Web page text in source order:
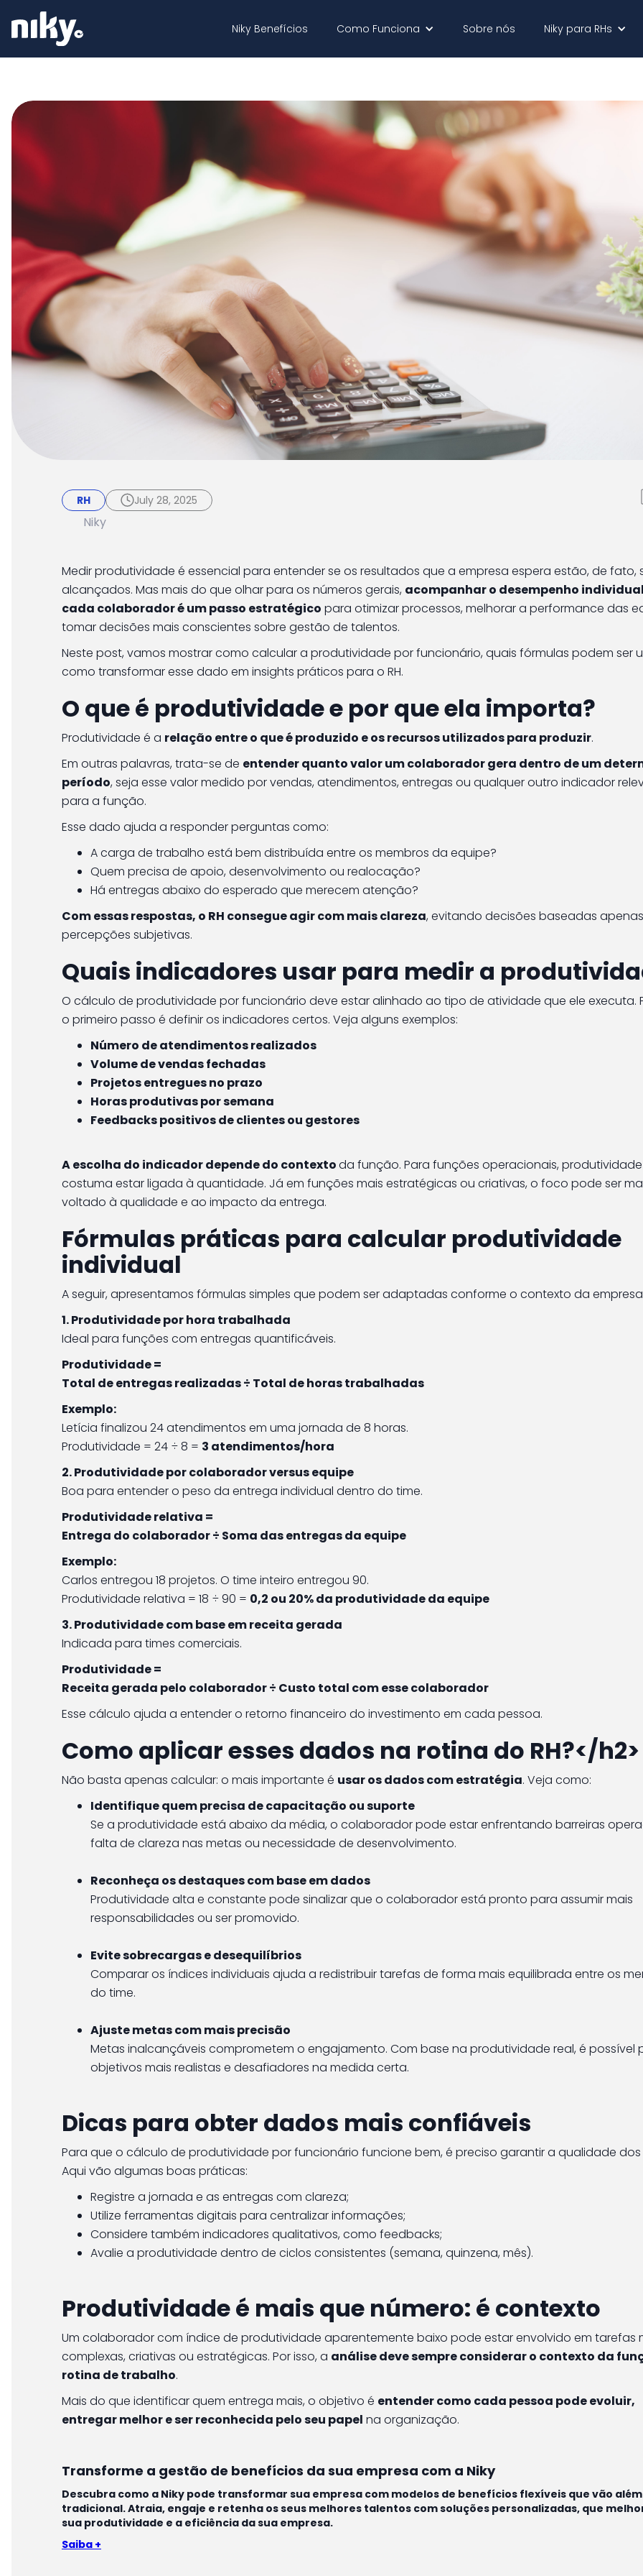
Niky Benefícios Como Funciona Sobre nós Niky para RHs
Como fazer o cálculo de produtividade por
funcionário?
RH July 28, 2025
Niky
Medir produtividade é essencial para entender se os resultados que a empresa espera estão, de fato,
alcançados. Mas mais do que olhar para os números gerais, acompanhar o desempenho
cada colaborador é um passo estratégico para otimizar processos, melhorar a performance das
tomar decisões mais conscientes sobre gestão de talentos.
Neste post, vamos mostrar como calcular a produtividade por funcionário, quais fórmulas podem ser
como transformar esse dado em insights práticos para o RH.
O que é produtividade e por que ela importa?
Produtividade é a relação entre o que é produzido e os recursos utilizados para produzir.
Em outras palavras, trata-se de entender quanto valor um colaborador gera dentro de um
período, seja esse valor medido por vendas, atendimentos, entregas ou qualquer outro indicador
para a função.
Esse dado ajuda a responder perguntas como:
A carga de trabalho está bem distribuída entre os membros da equipe?
Quem precisa de apoio, desenvolvimento ou realocação?
Há entregas abaixo do esperado que merecem atenção?
Com essas respostas, o RH consegue agir com mais clareza, evitando decisões baseadas
percepções subjetivas.
Quais indicadores usar para medir a
O cálculo de produtividade por funcionário deve estar alinhado ao tipo de atividade que ele executa.
o primeiro passo é definir os indicadores certos. Veja alguns exemplos:
Número de atendimentos realizados
Volume de vendas fechadas
Projetos entregues no prazo
Horas produtivas por semana
Feedbacks positivos de clientes ou gestores
A escolha do indicador depende do contextoda função. Para funções operacionais, produtividade
costuma estar ligada à quantidade. Já em funções mais estratégicas ou criativas, o foco pode ser
voltado à qualidade e ao impacto da entrega.
Fórmulas práticas para calcular produtividade
individual
A seguir, apresentamos fórmulas simples que podem ser adaptadas conforme o contexto da
1. Produtividade por hora trabalhada
Ideal para funções com entregas quantificáveis.
Produtividade =
Total de entregas realizadas ÷ Total de horas trabalhadas
Exemplo:
Letícia finalizou 24 atendimentos em uma jornada de 8 horas.
Produtividade = 24 ÷ 8 = 3 atendimentos/hora
2. Produtividade por colaborador versus equipe
Boa para entender o peso da entrega individual dentro do time.
Produtividade relativa =
Entrega do colaborador ÷ Soma das entregas da equipe
Exemplo:
Carlos entregou 18 projetos. O time inteiro entregou 90.
Produtividade relativa = 18 ÷ 90 = 0,2 ou 20% da produtividade da equipe
3. Produtividade com base em receita gerada
Indicada para times comerciais.
Produtividade =
Receita gerada pelo colaborador ÷ Custo total com esse colaborador
Esse cálculo ajuda a entender o retorno financeiro do investimento em cada pessoa.
Como aplicar esses dados na rotina do RH?</h2>
Não basta apenas calcular: o mais importante é usar os dados com estratégia. Veja como:
Identifique quem precisa de capacitação ou suporte
Se a produtividade está abaixo da média, o colaborador pode estar enfrentando barreiras
falta de clareza nas metas ou necessidade de desenvolvimento.
Reconheça os destaques com base em dados
Produtividade alta e constante pode sinalizar que o colaborador está pronto para assumir mais
responsabilidades ou ser promovido.
Evite sobrecargas e desequilíbrios
Comparar os índices individuais ajuda a redistribuir tarefas de forma mais equilibrada entre os
do time.
Ajuste metas com mais precisão
Metas inalcançáveis comprometem o engajamento. Com base na produtividade real, é possível
objetivos mais realistas e desafiadores na medida certa.
Dicas para obter dados mais confiáveis
Para que o cálculo de produtividade por funcionário funcione bem, é preciso garantir a qualidade
Aqui vão algumas boas práticas:
Registre a jornada e as entregas com clareza;
Utilize ferramentas digitais para centralizar informações;
Considere também indicadores qualitativos, como feedbacks;
Avalie a produtividade dentro de ciclos consistentes (semana, quinzena, mês).
Produtividade é mais que número: é contexto
Um colaborador com índice de produtividade aparentemente baixo pode estar envolvido em tarefas
complexas, criativas ou estratégicas. Por isso, a análise deve sempre considerar o contexto da
rotina de trabalho.
Mais do que identificar quem entrega mais, o objetivo é entender como cada pessoa pode evoluir,
entregar melhor e ser reconhecida pelo seu papel na organização.
Transforme a gestão de benefícios da sua empresa com a Niky
Descubra como a Niky pode transformar sua empresa com modelos de benefícios flexíveis que vão
tradicional. Atraia, engaje e retenha os seus melhores talentos com soluções personalizadas, que
sua produtividade e a eficiência da sua empresa.
Saiba +